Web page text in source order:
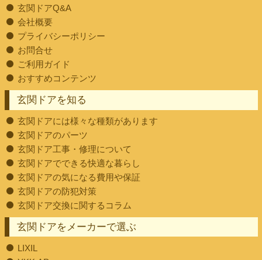
玄関ドアQ&A
会社概要
プライバシーポリシー
お問合せ
ご利用ガイド
おすすめコンテンツ
玄関ドアを知る
玄関ドアには様々な種類があります
玄関ドアのパーツ
玄関ドア工事・修理について
玄関ドアでできる快適な暮らし
玄関ドアの気になる費用や保証
玄関ドアの防犯対策
玄関ドア交換に関するコラム
玄関ドアをメーカーで選ぶ
LIXIL